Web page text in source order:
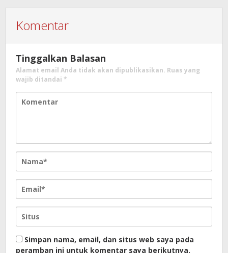
Komentar
Tinggalkan Balasan
Alamat email Anda tidak akan dipublikasikan. Ruas yang
wajib ditandai *
Simpan nama, email, dan situs web saya pada
peramban ini untuk komentar saya berikutnya.